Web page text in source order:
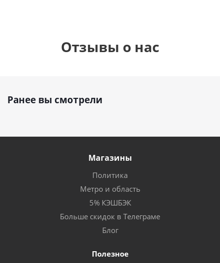
Отзывы о нас
Ранее вы смотрели
Магазины
Политика
Метро и область
5% КЭШБЭК
Больше скидок в Телеграме
Блог
Полезное